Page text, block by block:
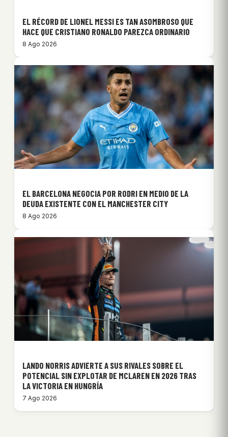
EL RÉCORD DE LIONEL MESSI ES TAN ASOMBROSO QUE
HACE QUE CRISTIANO RONALDO PAREZCA ORDINARIO
8 Ago 2026
EL BARCELONA NEGOCIA POR RODRI EN MEDIO DE LA
DEUDA EXISTENTE CON EL MANCHESTER CITY
8 Ago 2026
LANDO NORRIS ADVIERTE A SUS RIVALES SOBRE EL
POTENCIAL SIN EXPLOTAR DE MCLAREN EN 2026 TRAS
LA VICTORIA EN HUNGRÍA
7 Ago 2026